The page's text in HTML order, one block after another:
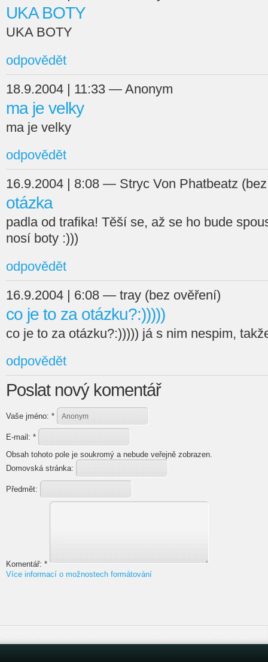
UKA BOTY
UKA BOTY
odpovědět
18.9.2004 | 11:33 — Anonym
ma je velky
ma je velky
odpovědět
16.9.2004 | 8:08 — Stryc Von Phatbeatz
otázka
padla od trafika! Těší se, až se ho bude
nosí boty :)))
odpovědět
16.9.2004 | 6:08 — tray (bez ověření)
co je to za otázku?:)))))
co je to za otázku?:))))) já s nim nespim,
odpovědět
Poslat nový komentář
Vaše jméno: *
E-mail: *
Obsah tohoto pole je soukromý a nebude veřejně zobrazen.
Domovská stránka:
Předmět:
Komentář: *
Více informací o možnostech formátování